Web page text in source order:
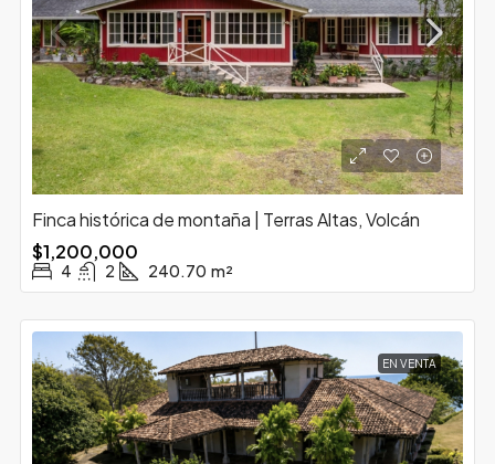
Finca histórica de montaña | Terras Altas, Volcán
$1,200,000
4 2 240.70 m²
EN VENTA